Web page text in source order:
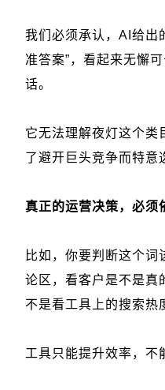
我们必须承认，AI给出
准答案”，看起来无懈
话。
它无法理解夜灯这个类
了避开巨头竞争而特意
真正的运营决策，必须
比如，你要判断这个词
论区，看客户是不是真
不是看工具上的搜索热
工具只能提升效率，不